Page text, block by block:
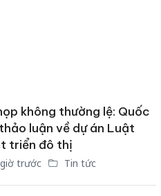
không thường lệ: Quốc
luận về dự án Luật
triển đô thị
trước Tin tức